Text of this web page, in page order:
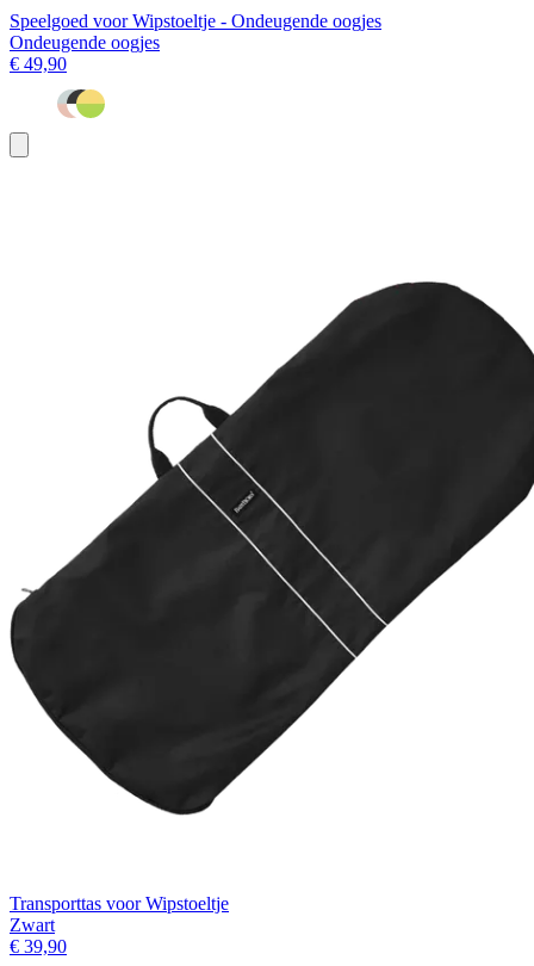
Speelgoed voor Wipstoeltje - Ondeugende oogjes
Ondeugende oogjes
€ 49,90
Transporttas voor Wipstoeltje
Zwart
€ 39,90